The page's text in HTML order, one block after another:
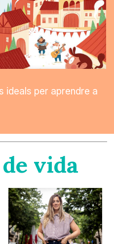
ideals per aprendre a
vida